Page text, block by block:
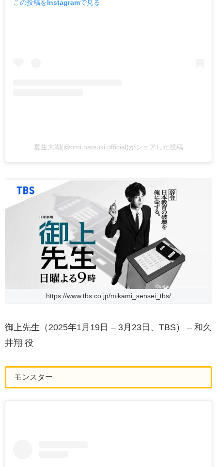
この投稿をInstagramで見る
夏生大湖(@omi.natsuki.official)がシェアした投稿
https://www.tbs.co.jp/mikami_sensei_tbs/
御上先生（2025年1月19日 – 3月23日、TBS） – 和久
井翔 役
モンスター